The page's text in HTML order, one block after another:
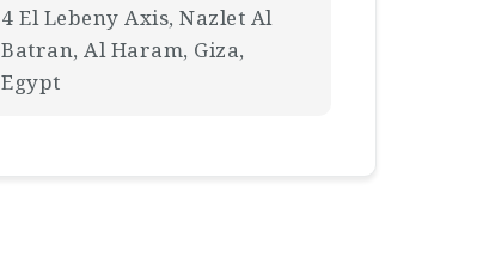
4 El Lebeny Axis, Nazlet Al
Batran, Al Haram, Giza,
Egypt